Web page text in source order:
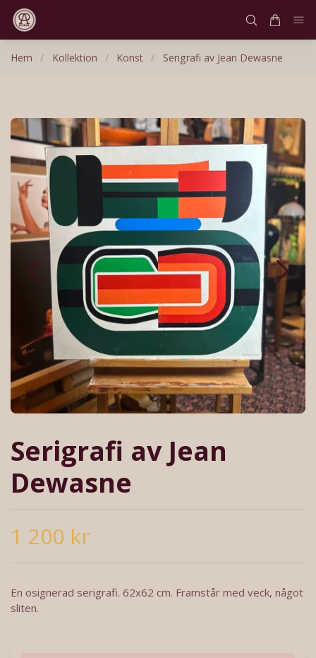
Hem / Kollektion / Konst / Serigrafi av Jean Dewasne
Serigrafi av Jean
Dewasne
1 200 kr
En osignerad serigrafi. 62x62 cm. Framstår med veck, något
sliten.